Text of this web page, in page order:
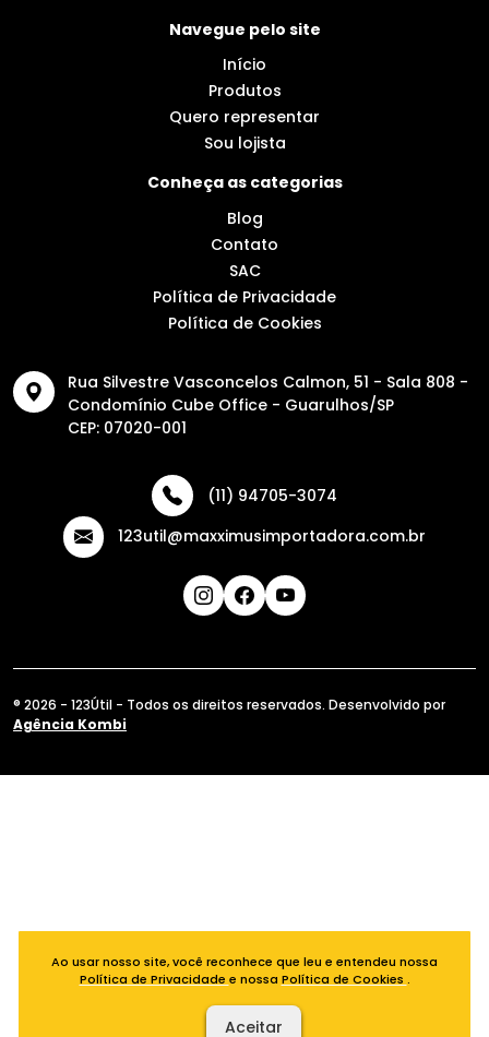
Navegue pelo site
Início
Produtos
Quero representar
Sou lojista
Conheça as categorias
Blog
Contato
SAC
Política de Privacidade
Política de Cookies
Rua Silvestre Vasconcelos Calmon, 51 - Sala 808 -
Condomínio Cube Office - Guarulhos/SP
CEP: 07020-001
(11) 94705-3074
123util@maxximusimportadora.com.br
® 2026 - 123Útil - Todos os direitos reservados. Desenvolvido por
Agência Kombi
Ao usar nosso site, você reconhece que leu e entendeu nossa
Política de Privacidade e nossa Política de Cookies .
Aceitar